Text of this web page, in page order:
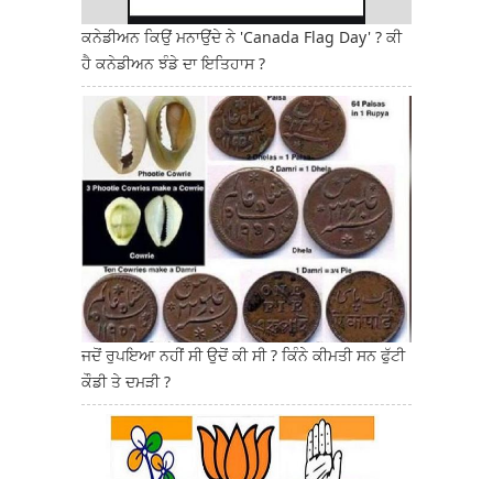
ਕਨੇਡੀਅਨ ਕਿਉਂ ਮਨਾਉਂਦੇ ਨੇ 'Canada Flag Day' ? ਕੀ
ਹੈ ਕਨੇਡੀਅਨ ਝੰਡੇ ਦਾ ਇਤਿਹਾਸ ?
ਜਦੋਂ ਰੁਪਇਆ ਨਹੀਂ ਸੀ ਉਦੋਂ ਕੀ ਸੀ ? ਕਿੰਨੇ ਕੀਮਤੀ ਸਨ ਫੁੱਟੀ
ਕੌਡੀ ਤੇ ਦਮੜੀ ?